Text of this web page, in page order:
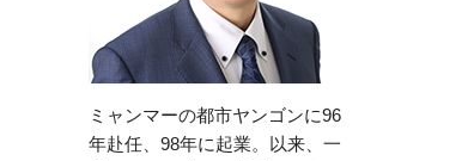
ミャンマーの都市ヤンゴンに96
年赴任、98年に起業。以来、一